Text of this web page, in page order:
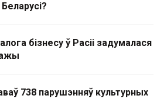
бізнесу ў Расіі задумалася
738 парушэнняў культурных